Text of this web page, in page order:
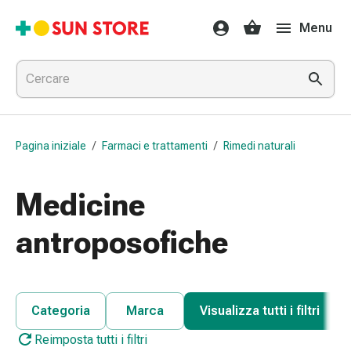
Farmaci
e
trattamenti
Raffreddore
e
influenza
per
tosse
Mal
gola
raffreddore
Tosse
Inalatori
Menu
Pagina iniziale / Farmaci e trattamenti / Rimedi naturali
Medicine
antroposofiche
Categoria Marca
Visualizza tutti i filtri
Reimposta tutti i filtri